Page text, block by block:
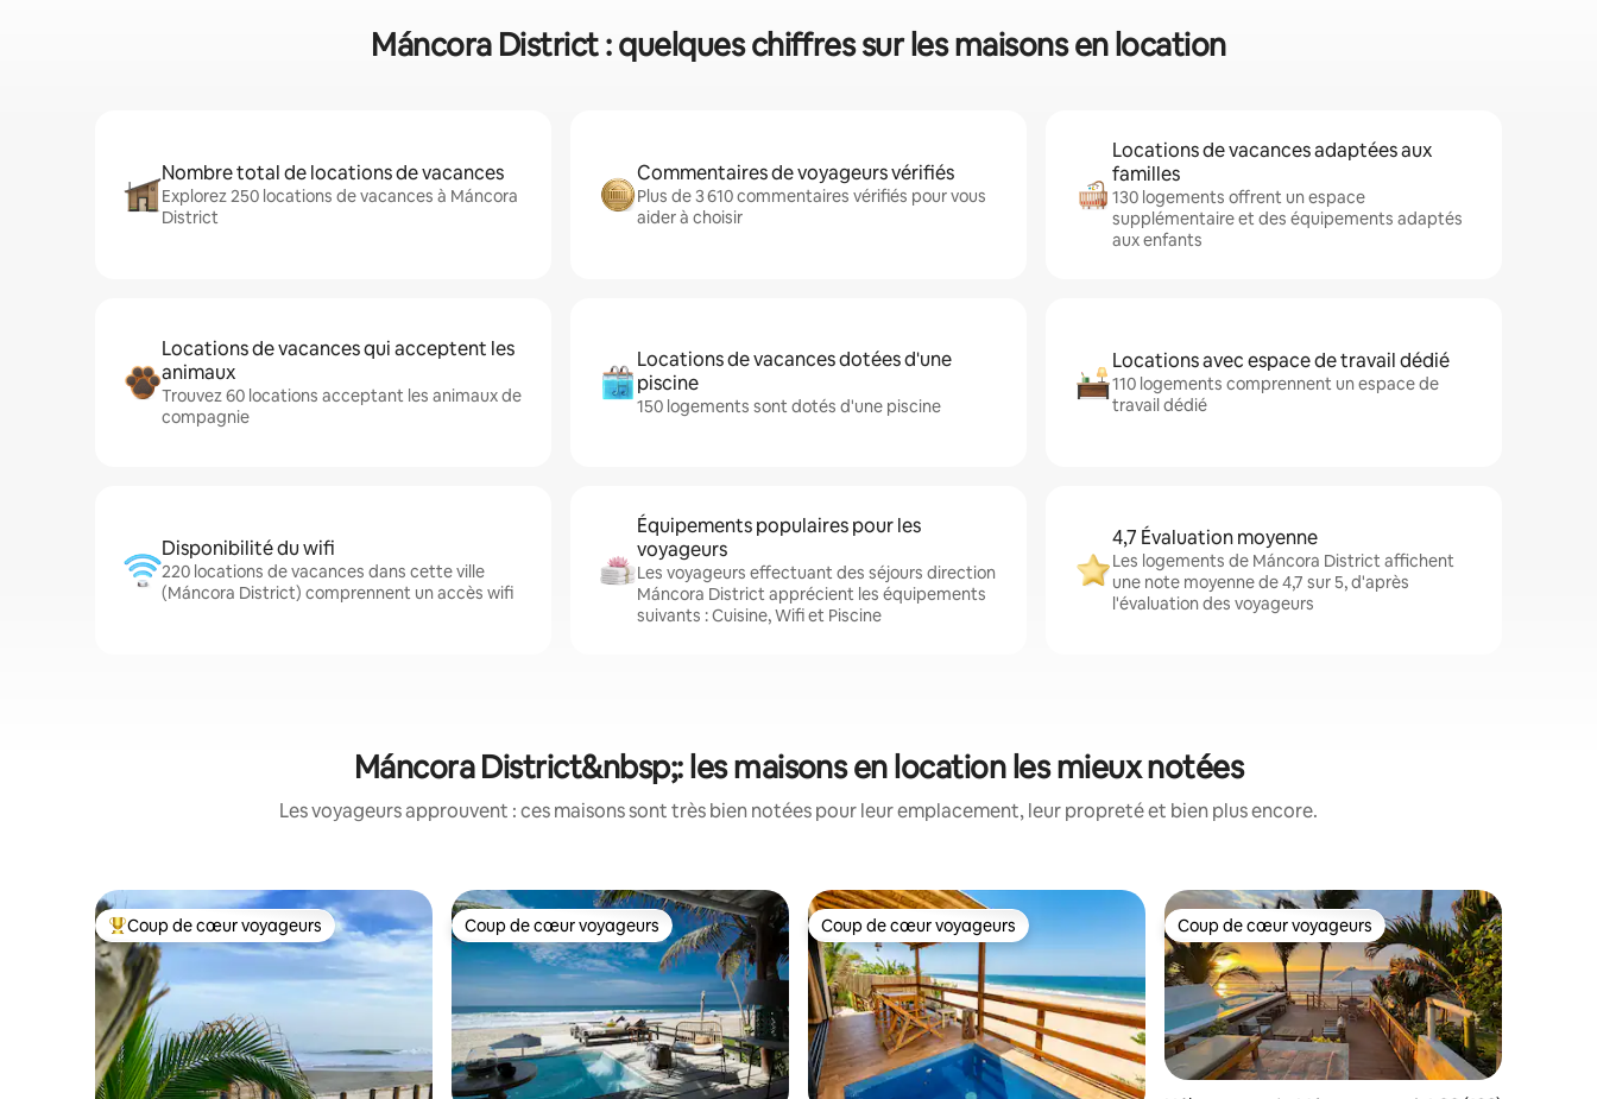
Máncora District : quelques chiffres sur les maisons en location
Nombre total de locations de vacances
Explorez 250 locations de vacances à Máncora
District
Commentaires de voyageurs vérifiés
Plus de 3 610 commentaires vérifiés pour vous
aider à choisir
Locations de vacances adaptées aux
familles
130 logements offrent un espace
supplémentaire et des équipements adaptés
aux enfants
Locations de vacances qui acceptent les
animaux
Trouvez 60 locations acceptant les animaux de
compagnie
Locations de vacances dotées d'une
piscine
150 logements sont dotés d'une piscine
Locations avec espace de travail dédié
110 logements comprennent un espace de
travail dédié
Disponibilité du wifi
220 locations de vacances dans cette ville
(Máncora District) comprennent un accès wifi
Équipements populaires pour les
voyageurs
Les voyageurs effectuant des séjours direction
Máncora District apprécient les équipements
suivants : Cuisine, Wifi et Piscine
4,7 Évaluation moyenne
Les logements de Máncora District affichent
une note moyenne de 4,7 sur 5, d'après
l'évaluation des voyageurs
Máncora District&nbsp;: les maisons en location les mieux notées
Les voyageurs approuvent : ces maisons sont très bien notées pour leur emplacement, leur propreté et bien plus encore.
Coups de cœur voyageurs les plus appréciés
Coup de cœur voyageurs Coup de cœur voyageurs
Coup de cœur voyageurs Coup de cœur voyageurs
Coup de cœur voyageurs Coup de cœur voyageurs
Coup de cœur voyageurs